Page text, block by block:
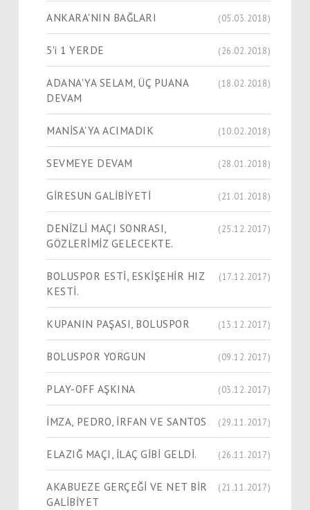
ANKARA'NIN BAĞLARI (05.03.2018)
5'i 1 YERDE (26.02.2018)
ADANA'YA SELAM, ÜÇ PUANA
DEVAM
(18.02.2018)
MANİSA'YA ACIMADIK (10.02.2018)
SEVMEYE DEVAM (28.01.2018)
GİRESUN GALİBİYETİ (21.01.2018)
DENİZLİ MAÇI SONRASI,
GÖZLERİMİZ GELECEKTE.
(25.12.2017)
BOLUSPOR ESTİ, ESKİŞEHİR HIZ
KESTİ.
(17.12.2017)
KUPANIN PAŞASI, BOLUSPOR (13.12.2017)
BOLUSPOR YORGUN (09.12.2017)
PLAY-OFF AŞKINA (03.12.2017)
İMZA, PEDRO, İRFAN VE SANTOS (29.11.2017)
ELAZIĞ MAÇI, İLAÇ GİBİ GELDİ. (26.11.2017)
AKABUEZE GERÇEĞİ VE NET BİR
GALİBİYET
(21.11.2017)